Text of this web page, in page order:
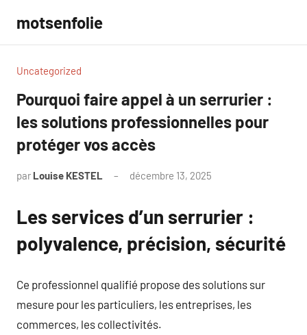
contenu
motsenfolie
Uncategorized
Pourquoi faire appel à un serrurier :
les solutions professionnelles pour
protéger vos accès
par Louise KESTEL décembre 13, 2025
Les services d’un serrurier :
polyvalence, précision, sécurité
Ce professionnel qualifié propose des solutions sur
mesure pour les particuliers, les entreprises, les
commerces, les collectivités.